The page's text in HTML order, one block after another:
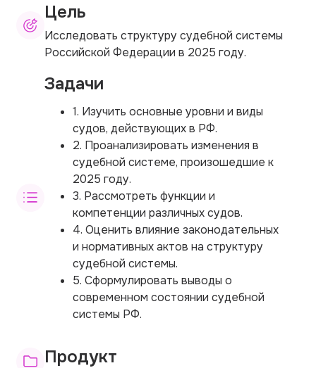
Цель
Исследовать структуру судебной системы
Российской Федерации в 2025 году.
Задачи
1. Изучить основные уровни и виды
судов, действующих в РФ.
2. Проанализировать изменения в
судебной системе, произошедшие к
2025 году.
3. Рассмотреть функции и
компетенции различных судов.
4. Оценить влияние законодательных
и нормативных актов на структуру
судебной системы.
5. Сформулировать выводы о
современном состоянии судебной
системы РФ.
Продукт